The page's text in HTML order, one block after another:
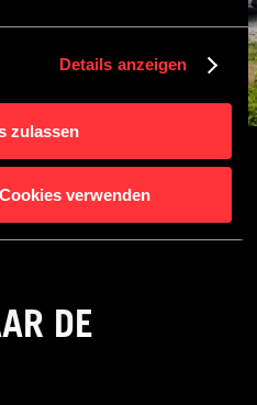
Details anzeigen
zulassen
verwenden
DE